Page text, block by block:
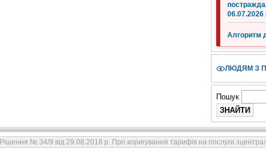
06.07.2026
Алгоритм
ЛЮДЯМ З
Пошук
Рішення № 34/9 від 29.08.2018 р. Про коригування тарифів на послуги